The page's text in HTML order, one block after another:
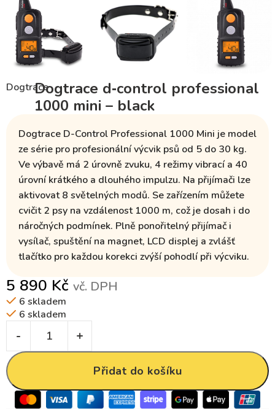
DogtraceDogtrace d‑control professional
1000 mini – black
Dogtrace D-Control Professional 1000 Mini je model
ze série pro profesionální výcvik psů od 5 do 30 kg.
Ve výbavě má 2 úrovně zvuku, 4 režimy vibracía 40
úrovní krátkého a dlouhého impulzu. Na přijímači lze
aktivovat8 světelných modů. Se zařízením můžete
cvičit 2 psy na vzdálenost 1000 m, což je dosah i do
náročných podmínek. Plně ponořitelný přijímač i
vysílač, spuštění na magnet, LCD displej a zvlášť
tlačítko pro každou korekci zvýší pohodlí při výcviku.
5 890 Kč vč. DPH
6 skladem
6 skladem
Přidat do košíku